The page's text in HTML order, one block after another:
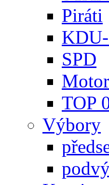
Piráti
SPD
TOP
Výbory